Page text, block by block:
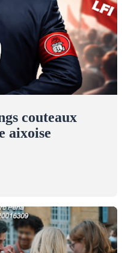
couteaux
aixoise